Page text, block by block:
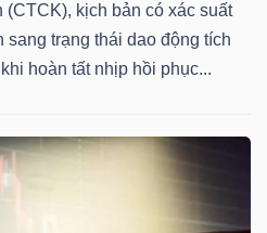
kịch bản có xác suất
trạng thái dao động tích
hoàn tất nhịp hồi phục...